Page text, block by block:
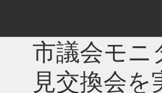
市議会モニ
見交換会を